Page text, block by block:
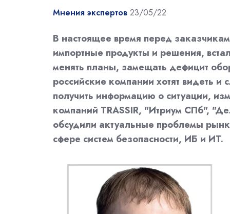
Мнения экспертов 23/05/22
В настоящее время перед
импортные продукты и решения,
менять планы, замещать дефицит
российские компании хотят видеть
получить информацию о ситуации,
компаний TRASSIR, "Итриум СПб",
обсудили актуальные проблемы
сфере систем безопасности, ИБ и ИТ.